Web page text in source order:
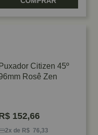
Puxador Citizen 45º
Rosê Zen
152,66
2x de R$ 76,33